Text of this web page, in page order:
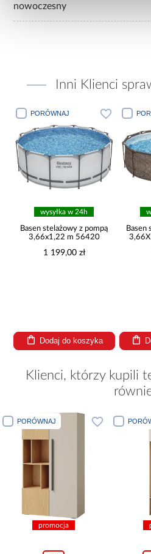
nowoczesny
Inni Klienci
PORÓWNAJ
wysyłka w 24h
Basen stelażowy z pompą
3,66x1,22 m 56420
1 199,00 zł
Dodaj do koszyka
Basen
Klienci, którzy kupili
PORÓWNAJ
promocja